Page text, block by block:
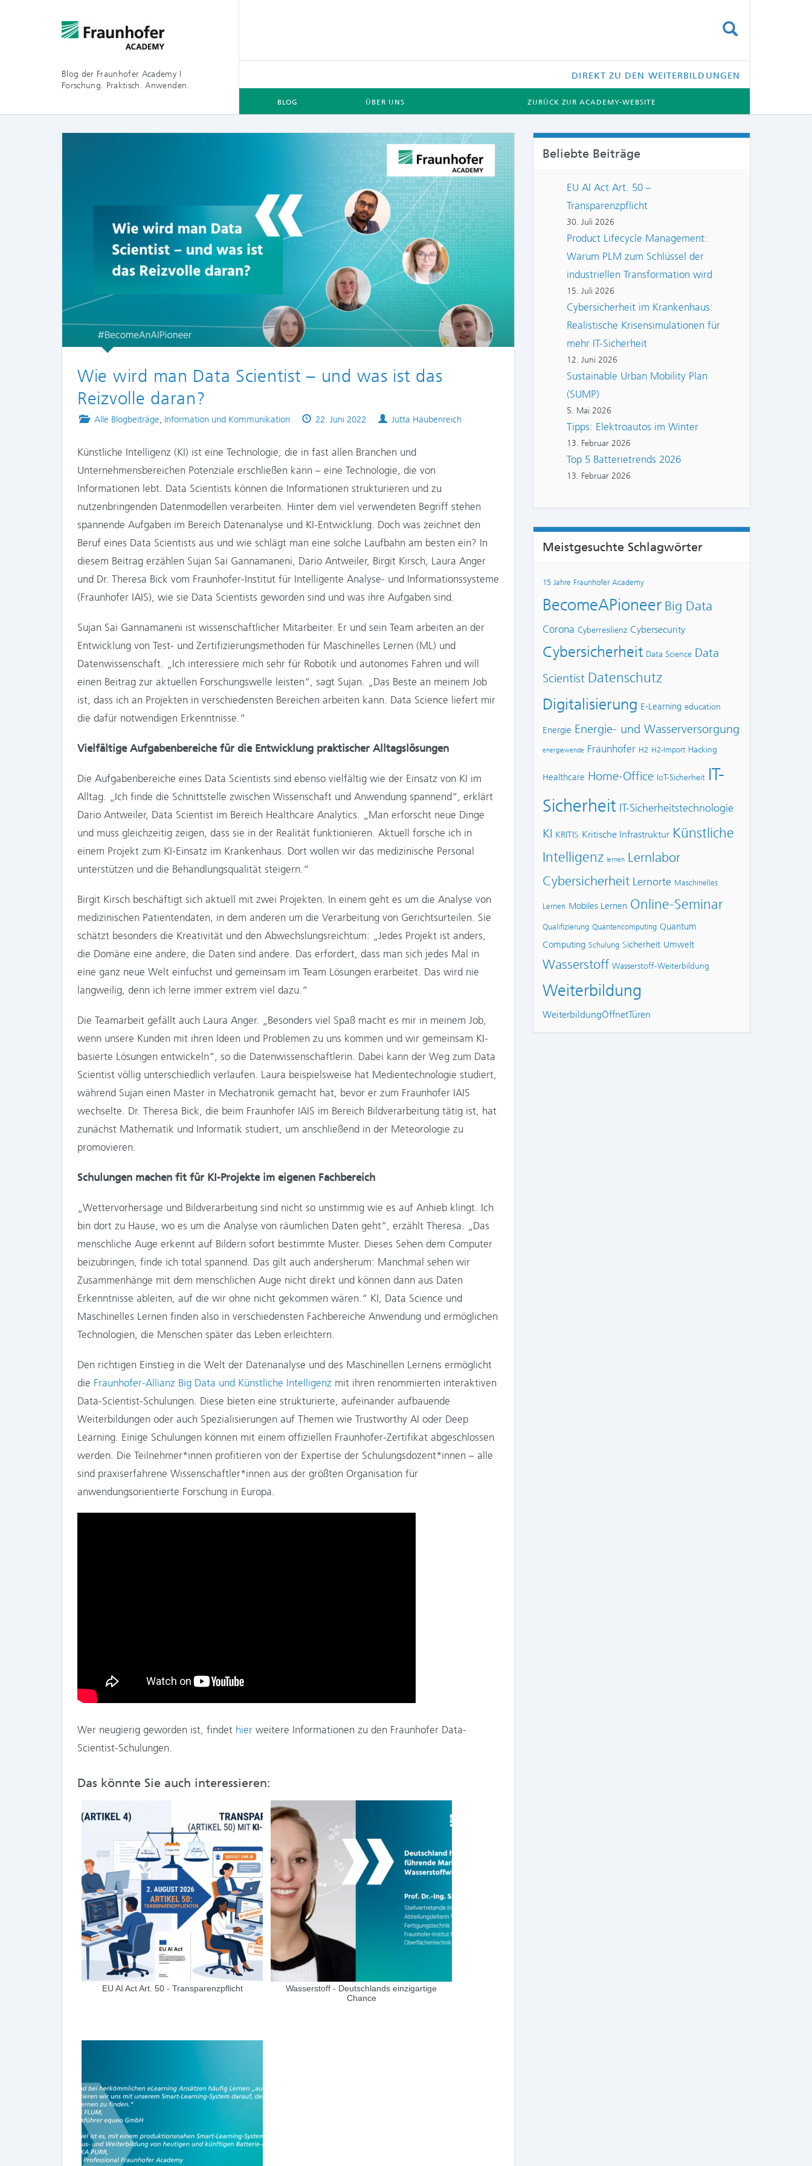
Blog der Fraunhofer Academy I
Forschung. Praktisch. Anwenden.
DIREKT ZU DEN WEITERBILDUNGEN
BLOG ÜBER UNS ZURÜCK ZUR ACADEMY-WEBSITE
Wie wird man Data Scientist – und was ist das
Reizvolle daran?
Posted
Alle Blogbeiträge, Information und Kommunikation
Published
22. Juni 2022 Authors
Jutta Haubenreich
Künstliche Intelligenz (KI) ist eine Technologie, die in fast allen Branchen und
Unternehmensbereichen Potenziale erschließen kann – eine Technologie, die von
Informationen lebt. Data Scientists können die Informationen strukturieren und zu
nutzenbringenden Datenmodellen verarbeiten. Hinter dem viel verwendeten Begriff stehen
spannende Aufgaben im Bereich Datenanalyse und KI-Entwicklung. Doch was zeichnet den
Beruf eines Data Scientists aus und wie schlägt man eine solche Laufbahn am besten ein? In
diesem Beitrag erzählen Sujan Sai Gannamaneni, Dario Antweiler, Birgit Kirsch, Laura Anger
und Dr. Theresa Bick vom Fraunhofer-Institut für Intelligente Analyse- und Informationssysteme
(Fraunhofer IAIS), wie sie Data Scientists geworden sind und was ihre Aufgaben sind.
Sujan Sai Gannamaneni ist wissenschaftlicher Mitarbeiter. Er und sein Team arbeiten an der
Entwicklung von Test- und Zertifizierungsmethoden für Maschinelles Lernen (ML) und
Datenwissenschaft. „Ich interessiere mich sehr für Robotik und autonomes Fahren und will
einen Beitrag zur aktuellen Forschungswelle leisten“, sagt Sujan. „Das Beste an meinem Job
ist, dass ich an Projekten in verschiedensten Bereichen arbeiten kann. Data Science liefert mir
die dafür notwendigen Erkenntnisse.“
Vielfältige Aufgabenbereiche für die Entwicklung praktischer Alltagslösungen
Die Aufgabenbereiche eines Data Scientists sind ebenso vielfältig wie der Einsatz von KI im
Alltag. „Ich finde die Schnittstelle zwischen Wissenschaft und Anwendung spannend“, erklärt
Dario Antweiler, Data Scientist im Bereich Healthcare Analytics. „Man erforscht neue Dinge
und muss gleichzeitig zeigen, dass sie in der Realität funktionieren. Aktuell forsche ich in
einem Projekt zum KI-Einsatz im Krankenhaus. Dort wollen wir das medizinische Personal
unterstützen und die Behandlungsqualität steigern.“
Birgit Kirsch beschäftigt sich aktuell mit zwei Projekten. In einem geht es um die Analyse von
medizinischen Patientendaten, in dem anderen um die Verarbeitung von Gerichtsurteilen. Sie
schätzt besonders die Kreativität und den Abwechslungsreichtum: „Jedes Projekt ist anders,
die Domäne eine andere, die Daten sind andere. Das erfordert, dass man sich jedes Mal in
eine ganz neue Welt einfuchst und gemeinsam im Team Lösungen erarbeitet. Das wird nie
langweilig, denn ich lerne immer extrem viel dazu.“
Die Teamarbeit gefällt auch Laura Anger. „Besonders viel Spaß macht es mir in meinem Job,
wenn unsere Kunden mit ihren Ideen und Problemen zu uns kommen und wir gemeinsam KI-
basierte Lösungen entwickeln“, so die Datenwissenschaftlerin. Dabei kann der Weg zum Data
Scientist völlig unterschiedlich verlaufen. Laura beispielsweise hat Medientechnologie studiert,
während Sujan einen Master in Mechatronik gemacht hat, bevor er zum Fraunhofer IAIS
wechselte. Dr. Theresa Bick, die beim Fraunhofer IAIS im Bereich Bildverarbeitung tätig ist, hat
zunächst Mathematik und Informatik studiert, um anschließend in der Meteorologie zu
promovieren.
Schulungen machen fit für KI-Projekte im eigenen Fachbereich
„Wettervorhersage und Bildverarbeitung sind nicht so unstimmig wie es auf Anhieb klingt. Ich
bin dort zu Hause, wo es um die Analyse von räumlichen Daten geht“, erzählt Theresa. „Das
menschliche Auge erkennt auf Bildern sofort bestimmte Muster. Dieses Sehen dem Computer
beizubringen, finde ich total spannend. Das gilt auch andersherum: Manchmal sehen wir
Zusammenhänge mit dem menschlichen Auge nicht direkt und können dann aus Daten
Erkenntnisse ableiten, auf die wir ohne nicht gekommen wären.“ KI, Data Science und
Maschinelles Lernen finden also in verschiedensten Fachbereiche Anwendung und ermöglichen
Technologien, die Menschen später das Leben erleichtern.
Den richtigen Einstieg in die Welt der Datenanalyse und des Maschinellen Lernens ermöglicht
die Fraunhofer-Allianz Big Data und Künstliche Intelligenz mit ihren renommierten interaktiven
Data-Scientist-Schulungen. Diese bieten eine strukturierte, aufeinander aufbauende
Weiterbildungen oder auch Spezialisierungen auf Themen wie Trustworthy AI oder Deep
Learning. Einige Schulungen können mit einem offiziellen Fraunhofer-Zertifikat abgeschlossen
werden. Die Teilnehmer*innen profitieren von der Expertise der Schulungsdozent*innen – alle
sind praxiserfahrene Wissenschaftler*innen aus der größten Organisation für
anwendungsorientierte Forschung in Europa.
Wer neugierig geworden ist, findet hier weitere Informationen zu den Fraunhofer Data-
Scientist-Schulungen.
Das könnte Sie auch interessieren:
EU AI Act Art. 50 - Transparenzpflicht
Wasserstoff - Deutschlands einzigartige
Chance
Beliebte Beiträge
EU AI Act Art. 50 –
Transparenzpflicht
30. Juli 2026
Product Lifecycle Management:
Warum PLM zum Schlüssel der
industriellen Transformation wird
15. Juli 2026
Cybersicherheit im Krankenhaus:
Realistische Krisensimulationen für
mehr IT-Sicherheit
12. Juni 2026
Sustainable Urban Mobility Plan
(SUMP)
5. Mai 2026
Tipps: Elektroautos im Winter
13. Februar 2026
Top 5 Batterietrends 2026
13. Februar 2026
Meistgesuchte Schlagwörter
15 Jahre Fraunhofer Academy
BecomeAPioneer Big Data
Corona Cyberresilienz Cybersecurity
Cybersicherheit Data Science Data
Scientist Datenschutz
Digitalisierung E-Learning education
Energie Energie- und Wasserversorgung
energiewende Fraunhofer H2 H2-Import Hacking
Healthcare Home-Office IoT-Sicherheit IT-
Sicherheit IT-Sicherheitstechnologie
KI KRITIS Kritische Infrastruktur Künstliche
Intelligenz lernen Lernlabor
Cybersicherheit Lernorte Maschinelles
Lernen Mobiles Lernen Online-Seminar
Qualifizierung Quantencomputing Quantum
Computing Schulung Sicherheit Umwelt
Wasserstoff Wasserstoff-Weiterbildung
Weiterbildung
WeiterbildungÖffnetTüren